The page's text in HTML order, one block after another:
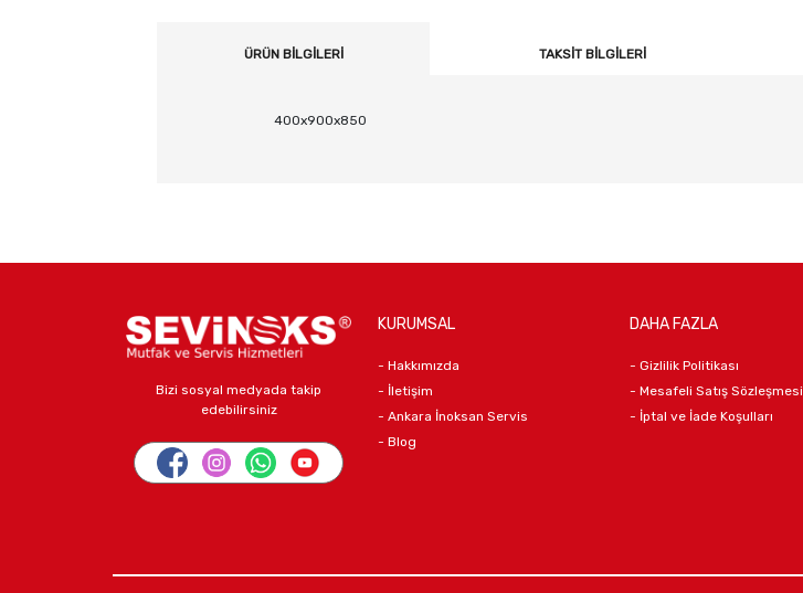
ÜRÜN BILGILERI TAKSIT BILGILERI
400x900x850
Bizi sosyal medyada takip
edebilirsiniz
KURUMSAL
- Hakkımızda
- İletişim
- Ankara İnoksan Servis
- Blog
DAHA FAZLA
- Gizlilik Politikası
- Mesafeli Satış Sözleşmesi
- İptal ve İade Koşulları